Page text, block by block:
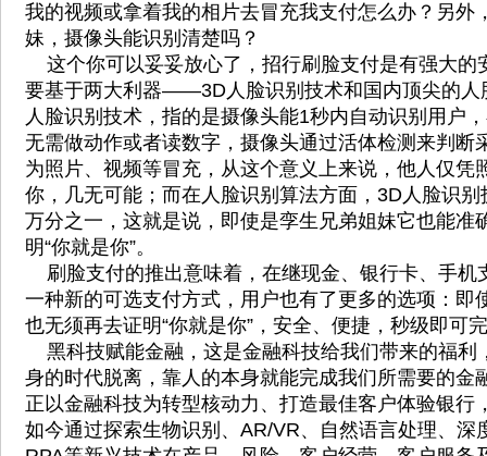
我的视频或拿着我的相片去冒充我支付怎么办？另外
妹，摄像头能识别清楚吗？
这个你可以妥妥放心了，招行刷脸支付是有强大的
要基于两大利器——3D人脸识别技术和国内顶尖的人
人脸识别技术，指的是摄像头能1秒内自动识别用户
无需做动作或者读数字，摄像头通过活体检测来判断
为照片、视频等冒充，从这个意义上来说，他人仅凭
你，几无可能；而在人脸识别算法方面，3D人脸识
万分之一，这就是说，即使是孪生兄弟姐妹它也能准
明“你就是你”。
刷脸支付的推出意味着，在继现金、银行卡、手机
一种新的可选支付方式，用户也有了更多的选项：即
也无须再去证明“你就是你”，安全、便捷，秒级即可
黑科技赋能金融，这是金融科技给我们带来的福利
身的时代脱离，靠人的本身就能完成我们所需要的金
正以金融科技为转型核动力、打造最佳客户体验银行
如今通过探索生物识别、AR/VR、自然语言处理、深